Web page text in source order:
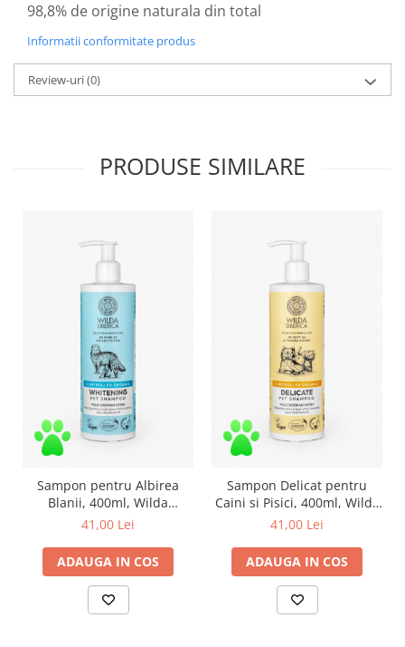
98,8% de origine naturala din total
Informatii conformitate produs
Review-uri(0)
PRODUSE SIMILARE
Sampon pentru Albirea
Blanii, 400ml, Wilda
Siberica
41,00 Lei
ADAUGA IN COS
Sampon Delicat pentru
Caini si Pisici, 400ml, Wilda
Siberica
41,00 Lei
ADAUGA IN COS